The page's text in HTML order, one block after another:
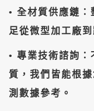
• ​全材質供應鏈：
足從微型加工廠
• ​專業技術諮詢
質，我們皆能根
測數據參考。